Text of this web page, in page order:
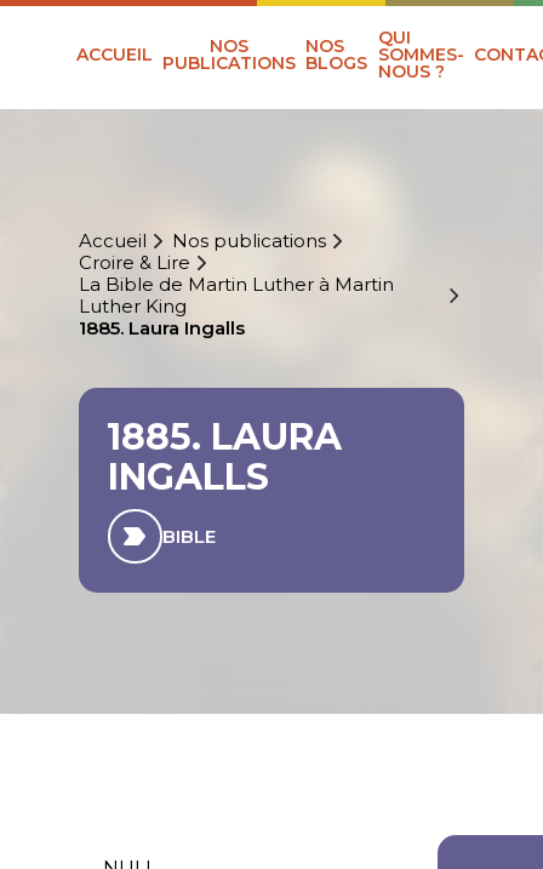
ACCUEIL NOS
PUBLICATIONS
NOS
BLOGS
QUI
SOMMES-
NOUS ?
Accueil
Nos publications
Croire & Lire
La Bible de Martin Luther à Martin
Luther King
1885. Laura Ingalls
1885. LAURA
INGALLS
BIBLE